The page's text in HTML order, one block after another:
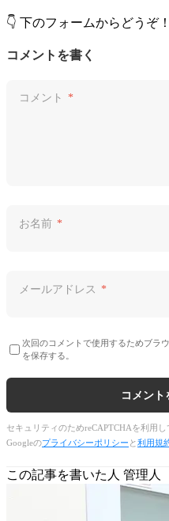
👇 下のフォームからどうぞ！
コメントを書く
コメント *
お名前 *
メールアドレス *
次回のコメントで使用するためブラ
を保存する。
コメント
セキュリティのためreCAPTCHAを利用し
Googleのプライバシーポリシー と利用規
この記事を書いた人 管理人